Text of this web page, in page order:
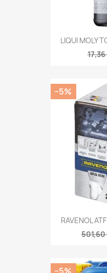
LIQUI MOLY
RAVENOL
501,60
−5%